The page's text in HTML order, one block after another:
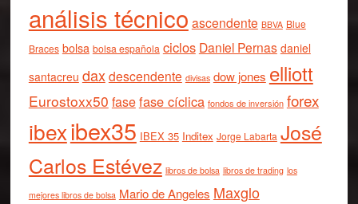
análisis técnico ascendente BBVA Blue
Braces bolsa bolsa española ciclos Daniel Pernas daniel
santacreu daxdescendente divisas dow jones elliott
Eurostoxx50 fasefase cíclica fondos de inversión forex
ibexibex35 IBEX 35 Inditex Jorge Labarta José
Carlos Estévez libros de bolsa libros de trading los
mejores libros de bolsa Mario de Angeles Maxglo